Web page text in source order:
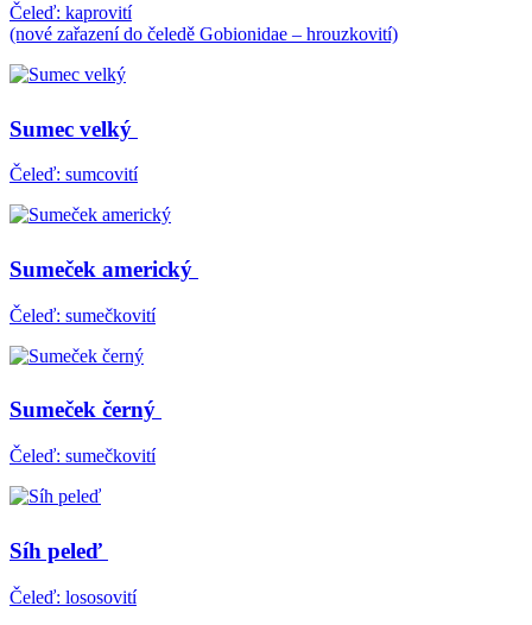
Čeleď: kaprovití
(nové zařazení do čeledě Gobionidae – hrouzkovití)
Sumec velký
Čeleď: sumcovití
Sumeček americký
Čeleď: sumečkovití
Sumeček černý
Čeleď: sumečkovití
Síh peleď
Čeleď: lososovití